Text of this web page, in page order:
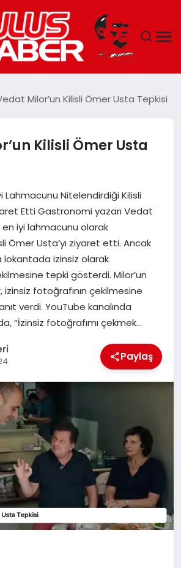
Milor’un Kilisli Ömer Usta Tepkisi
Kilisli Ömer Usta
Lahmacunu Nitelendirdiği Kilisli
Etti Gastronomi yazarı Vedat
en iyi lahmacunu olarak
Ömer Usta’yı ziyaret etti. Ancak
lokantada izinsiz olarak
tepki gösterdi. Milor’un
izinsiz fotoğrafının çekilmesine
verdi. YouTube kanalında
“İzinsiz fotoğrafımı çekmek…
Paylaş